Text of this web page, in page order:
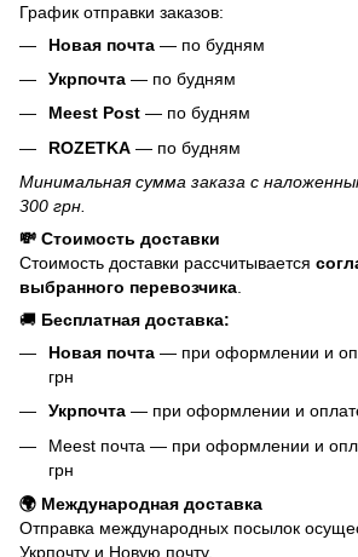
График отправки заказов:
Новая почта — по будням
Укрпочта — по будням
Meest Post — по будням
ROZETKA — по будням
Минимальная сумма заказа с
300 грн.
💸 Стоимость доставки
Стоимость доставки рассчитывается
выбранного перевозчика
🚚 Бесплатная доставка:
Новая почта — при оформлении и
грн
Укрпочта — при оформлении и
Meest почта — при оформлении и
грн
🌍 Международная доставка
Отправка международных посылок
Укрпочту и Новую почту.